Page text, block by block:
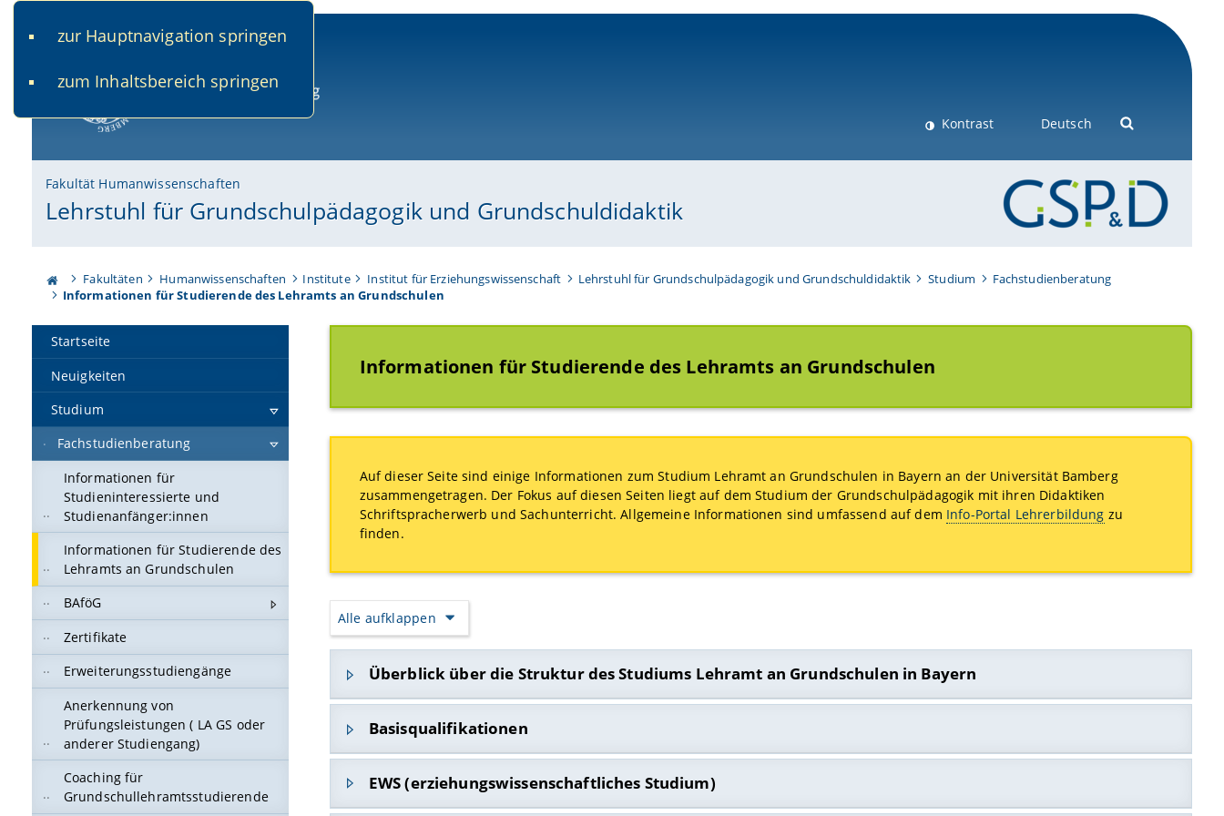
zur Hauptnavigation springen
zum Inhaltsbereich springen
Kontrast Deutsch
Fakultät Humanwissenschaften
Lehrstuhl für Grundschulpädagogik und Grundschuldidaktik
Fakultäten Humanwissenschaften Institute Institut für Erziehungswissenschaft Lehrstuhl für Grundschulpädagogik und Grundschuldidaktik Studium
Fachstudienberatung
Informationen für Studierende des Lehramts an Grundschulen
Startseite
Neuigkeiten
Studium
Fachstudienberatung
Informationen für
Studieninteressierte und
Studienanfänger:innen
Informationen für Studierende des
Lehramts an Grundschulen
BAföG
Zertifikate
Erweiterungsstudiengänge
Anerkennung von
Prüfungsleistungen ( LA GS oder
anderer Studiengang)
Coaching für
Grundschullehramtsstudierende
Informationen für Studierende des Lehramts an Grundschulen
Auf dieser Seite sind einige Informationen zum Studium Lehramt an Grundschulen in Bayern an der Universität Bamberg
zusammengetragen. Der Fokus auf diesen Seiten liegt auf dem Studium der Grundschulpädagogik mit ihren Didaktiken
Schriftspracherwerb und Sachunterricht. Allgemeine Informationen sind umfassend auf dem Info-Portal Lehrerbildung zu
finden.
Alle aufklappen
Überblick über die Struktur des Studiums Lehramt an Grundschulen in Bayern
Einen Überblick über das Lehramtsstudium finden Sie auf den Seiten des Info-Portals Lehrerildung
Studieninformationen. Auch der Lehrstuhl Grundschulpädagogik und -didaktik hat Ihnen eine Vielzahl von
Studiumzusammengestellt. Hier finden Sie auchFAQs zum Studiumallgemein.
Basisqualifikationen
Je nach Didaktikkombination müssen Sie im Verlauf Ihres Studiums
Lehrerbildung.
EWS (erziehungswissenschaftliches Studium)